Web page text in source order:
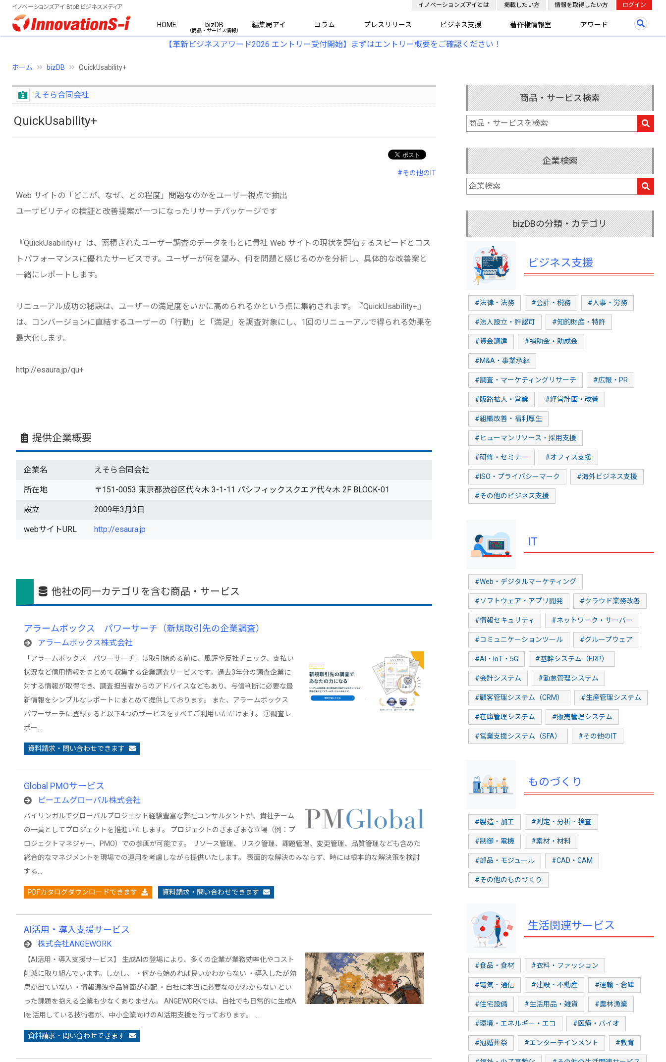
イノベーションズアイ BtoBビジネスメディア
HOME bizDB 編集局アイ コラム プレスリリース ビジネス支援 著作権情報室 アワード
イノベーションズアイとは 掲載したい方 情報を取得したい方 ログイン
【革新ビジネスアワード2026 エントリー受付開始】まずはエントリー概要をご確認ください！
ホーム bizDB QuickUsability+
えそら合同会社
QuickUsability+
#その他のIT
Web サイトの「どこが、なぜ、どの程度」問題なのかをユーザー視点で抽出
ユーザビリティの検証と改善提案が一つになったリサーチパッケージです
『QuickUsability+』は、蓄積されたユーザー調査のデータをもとに貴社 Web サイトの現状を評価するスピードとコス
トパフォーマンスに優れたサービスです。ユーザーが何を望み、何を問題と感じるのかを分析し、具体的な改善案と
一緒にレポートします。
リニューアル成功の秘訣は、ユーザーの満足度をいかに高められるかという点に集約されます。『QuickUsability+』
は、コンバージョンに直結するユーザーの「行動」と「満足」を調査対象にし、1回のリニューアルで得られる効果を
最大化します。
http://esaura.jp/qu+
提供企業概要
企業名 えそら合同会社
所在地 〒151-0053 東京都渋谷区代々木 3-1-11 パシフィックスクエア代々木 2F BLOCK-01
設立 2009年3月3日
webサイトURL http://esaura.jp
他社の同一カテゴリを含む商品・サービス
アラームボックス パワーサーチ（新規取引先の企業調査）
アラームボックス株式会社
「アラームボックス パワーサーチ」は取引始める前に、風評や反社チェック、支払い
状況など信用情報をまとめて収集する企業調査サービスです。過去3年分の調査企業に
対する情報が取得でき、調査担当者からのアドバイスなどもあり、与信判断に必要な最
新情報をシンプルなレポートにまとめて提供しております。 また、アラームボックス
パワーサーチに登録すると以下4つのサービスをすべてご利用いただけます。 ①調査レ
ポー…
資料請求・問い合わせできます
Global PMOサービス
ピーエムグローバル株式会社
バイリンガルでグローバルプロジェクト経験豊富な弊社コンサルタントが、貴社チーム
の一員としてプロジェクトを推進いたします。 プロジェクトのさまざまな立場（例：プ
ロジェクトマネジャー、PMO）での参画が可能です。 リソース管理、リスク管理、課題管理、変更管理、品質管理なども含めた
総合的なマネジメントを現場での運用を考慮しながら提供いたします。 表面的な解決のみならず、時には根本的な解決策を検討
する…
PDFカタログダウンロードできます 資料請求・問い合わせできます
AI活用・導入支援サービス
株式会社ANGEWORK
【AI活用・導入支援サービス】 生成AIの登場により、多くの企業が業務効率化やコスト
削減に取り組んでいます。しかし、 ・何から始めれば良いかわからない ・導入したが効
果が出ていない ・情報漏洩や品質面が心配 ・自社に本当に必要なのかわからない とい
った課題を抱える企業も少なくありません。 ANGEWORKでは、自社でも日常的に生成A
Iを活用している技術者が、中小企業向けのAI活用支援を行っております。 …
資料請求・問い合わせできます
商品・サービス検索
企業検索
bizDBの分類・カテゴリ
ビジネス支援
#法律・法務 #会計・税務 #人事・労務
#法人設立・許認可 #知的財産・特許
#資金調達 #補助金・助成金
#M&A・事業承継
#調査・マーケティングリサーチ #広報・PR
#販路拡大・営業 #経営計画・改善
#組織改善・福利厚生
#ヒューマンリソース・採用支援
#研修・セミナー #オフィス支援
#ISO・プライバシーマーク #海外ビジネス支援
#その他のビジネス支援
IT
#Web・デジタルマーケティング
#ソフトウェア・アプリ開発 #クラウド業務改善
#情報セキュリティ #ネットワーク・サーバー
#コミュニケーションツール #グループウェア
#AI・IoT・5G #基幹システム（ERP）
#会計システム #勤怠管理システム
#顧客管理システム（CRM） #生産管理システム
#在庫管理システム #販売管理システム
#営業支援システム（SFA） #その他のIT
ものづくり
#製造・加工 #測定・分析・検査
#制御・電機 #素材・材料
#部品・モジュール #CAD・CAM
#その他のものづくり
生活関連サービス
#食品・食材 #衣料・ファッション
#電気・通信 #建設・不動産 #運輸・倉庫
#住宅設備 #生活用品・雑貨 #農林漁業
#環境・エネルギー・エコ #医療・バイオ
#冠婚葬祭 #エンターテインメント #教育